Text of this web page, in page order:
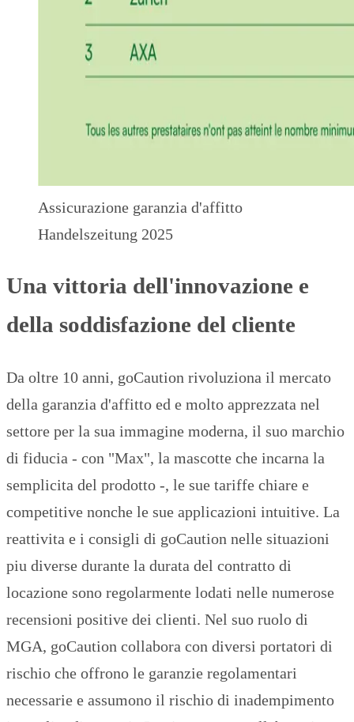
Assicurazione garanzia d'affitto
Handelszeitung 2025
Una vittoria dell'innovazione e
della soddisfazione del cliente
Da oltre 10 anni, goCaution rivoluziona il mercato
della garanzia d'affitto ed e molto apprezzata nel
settore per la sua immagine moderna, il suo marchio
di fiducia - con "Max", la mascotte che incarna la
semplicita del prodotto -, le sue tariffe chiare e
competitive nonche le sue applicazioni intuitive. La
reattivita e i consigli di goCaution nelle situazioni
piu diverse durante la durata del contratto di
locazione sono regolarmente lodati nelle numerose
recensioni positive dei clienti. Nel suo ruolo di
MGA, goCaution collabora con diversi portatori di
rischio che offrono le garanzie regolamentari
necessarie e assumono il rischio di inadempimento